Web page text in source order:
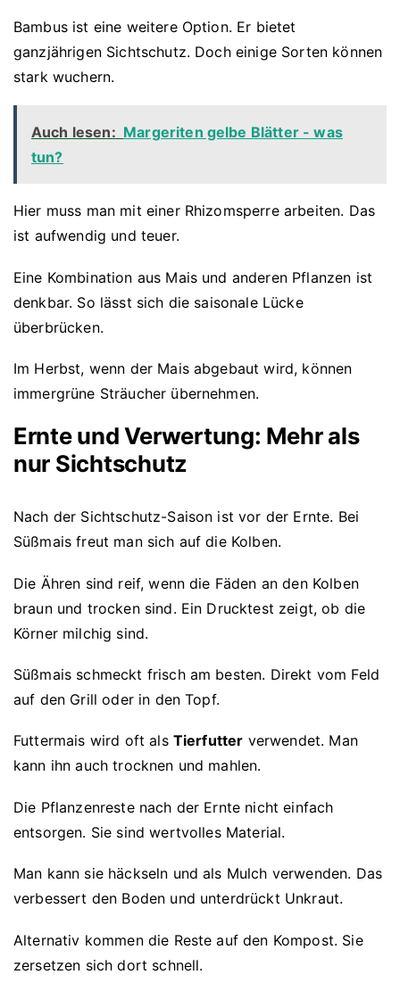
Bambus ist eine weitere Option. Er bietet
ganzjährigen Sichtschutz. Doch einige Sorten können
stark wuchern.
Auch lesen: Margeriten gelbe Blätter - was
tun?
Hier muss man mit einer Rhizomsperre arbeiten. Das
ist aufwendig und teuer.
Eine Kombination aus Mais und anderen Pflanzen ist
denkbar. So lässt sich die saisonale Lücke
überbrücken.
Im Herbst, wenn der Mais abgebaut wird, können
immergrüne Sträucher übernehmen.
Ernte und Verwertung: Mehr als
nur Sichtschutz
Nach der Sichtschutz-Saison ist vor der Ernte. Bei
Süßmais freut man sich auf die Kolben.
Die Ähren sind reif, wenn die Fäden an den Kolben
braun und trocken sind. Ein Drucktest zeigt, ob die
Körner milchig sind.
Süßmais schmeckt frisch am besten. Direkt vom Feld
auf den Grill oder in den Topf.
Futtermais wird oft als Tierfutter verwendet. Man
kann ihn auch trocknen und mahlen.
Die Pflanzenreste nach der Ernte nicht einfach
entsorgen. Sie sind wertvolles Material.
Man kann sie häckseln und als Mulch verwenden. Das
verbessert den Boden und unterdrückt Unkraut.
Alternativ kommen die Reste auf den Kompost. Sie
zersetzen sich dort schnell.